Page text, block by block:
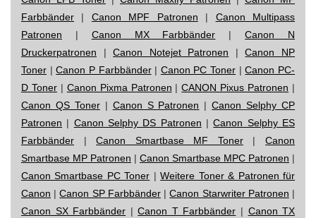
Farbbänder | Canon MPF Patronen | Canon Multipass
Patronen | Canon MX Farbbänder |Canon N
Druckerpatronen |Canon Notejet Patronen |Canon NP
Toner |Canon P Farbbänder| Canon PC Toner |Canon PC-
D Toner| Canon Pixma Patronen |CANON Pixus Patronen |
Canon QS Toner| Canon S Patronen |Canon Selphy CP
Patronen | Canon Selphy DS Patronen |Canon Selphy ES
Farbbänder |Canon Smartbase MF Toner|Canon
Smartbase MP Patronen | Canon Smartbase MPC Patronen |
Canon Smartbase PC Toner |Weitere Toner & Patronen für
Canon |Canon SP Farbbänder|Canon Starwriter Patronen |
Canon SX Farbbänder |Canon T Farbbänder | Canon TX